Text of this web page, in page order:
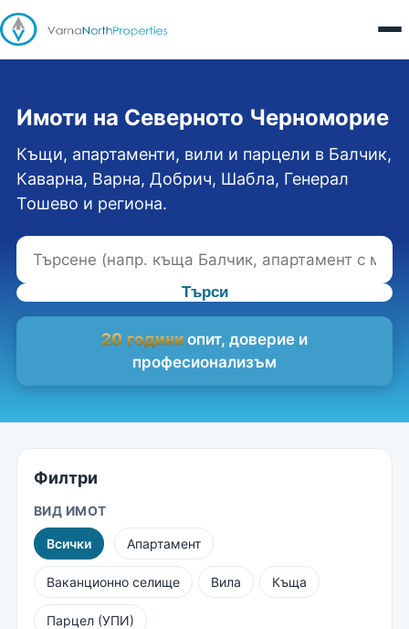
Имоти на Северното Черноморие
Къщи, апартаменти, вили и парцели в Балчик,
Каварна, Варна, Добрич, Шабла, Генерал
Тошево и региона.
Търси
20 години опит, доверие и
професионализъм
Филтри
ВИД ИМОТ
Всички Апартамент
Ваканционно селище Вила Къща
Парцел (УПИ)